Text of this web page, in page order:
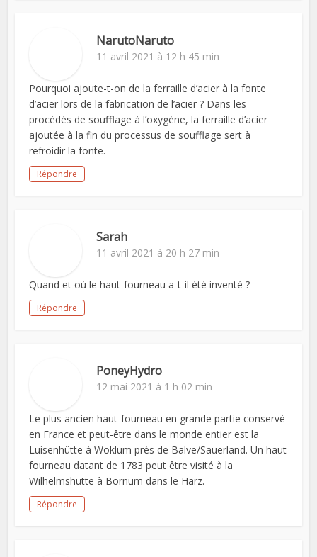
NarutoNaruto
11 avril 2021 à 12 h 45 min
Pourquoi ajoute-t-on de la ferraille d’acier à la fonte
d’acier lors de la fabrication de l’acier ? Dans les
procédés de soufflage à l’oxygène, la ferraille d’acier
ajoutée à la fin du processus de soufflage sert à
refroidir la fonte.
Répondre
Sarah
11 avril 2021 à 20 h 27 min
Quand et où le haut-fourneau a-t-il été inventé ?
Répondre
PoneyHydro
12 mai 2021 à 1 h 02 min
Le plus ancien haut-fourneau en grande partie conservé
en France et peut-être dans le monde entier est la
Luisenhütte à Woklum près de Balve/Sauerland. Un haut
fourneau datant de 1783 peut être visité à la
Wilhelmshütte à Bornum dans le Harz.
Répondre